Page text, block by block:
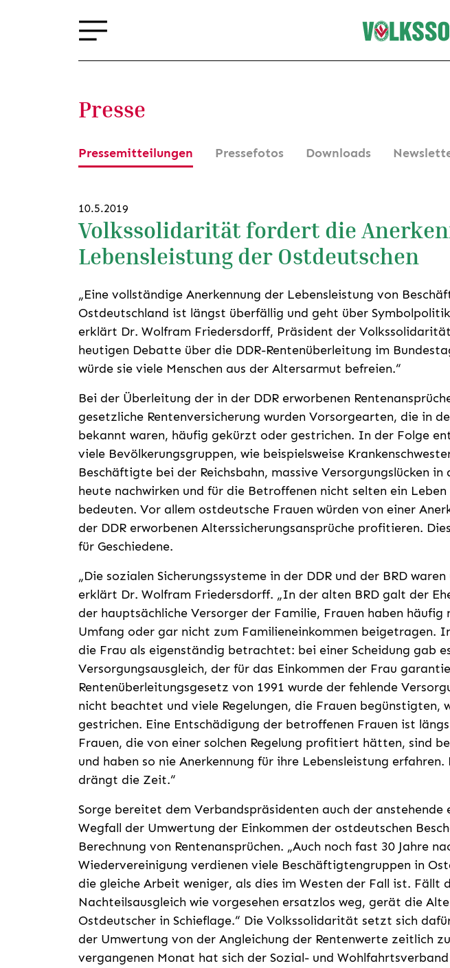
Presse
Pressemitteilungen Pressefotos Downloads
10.5.2019
Volkssolidarität fordert die
Lebensleistung der Ostdeutschen
„Eine vollständige Anerkennung der Lebensleistung von
Ostdeutschland ist längst überfällig und geht über
erklärt Dr. Wolfram Friedersdorff, Präsident der
heutigen Debatte über die DDR-Rentenüberleitung im
würde sie viele Menschen aus der Altersarmut befreien.“
Bei der Überleitung der in der DDR erworbenen
gesetzliche Rentenversicherung wurden Vorsorgearten, die in
bekannt waren, häufig gekürzt oder gestrichen. In der Folge
viele Bevölkerungsgruppen, wie beispielsweise
Beschäftigte bei der Reichsbahn, massive Versorgungslücken in
heute nachwirken und für die Betroffenen nicht selten ein
bedeuten. Vor allem ostdeutsche Frauen würden von einer
der DDR erworbenen Alterssicherungsansprüche profitieren.
für Geschiedene.
„Die sozialen Sicherungssysteme in der DDR und der BRD
erklärt Dr. Wolfram Friedersdorff. „In der alten BRD galt der
der hauptsächliche Versorger der Familie, Frauen haben häufig
Umfang oder gar nicht zum Familieneinkommen beigetragen.
die Frau als eigenständig betrachtet: bei einer Scheidung gab
Versorgungsausgleich, der für das Einkommen der Frau
Rentenüberleitungsgesetz von 1991 wurde der fehlende
nicht beachtet und viele Regelungen, die Frauen begünstigten,
gestrichen. Eine Entschädigung der betroffenen Frauen ist
Frauen, die von einer solchen Regelung profitiert hätten, sind
und haben so nie Anerkennung für ihre Lebensleistung erfahren.
drängt die Zeit.“
Sorge bereitet dem Verbandspräsidenten auch der anstehende
Wegfall der Umwertung der Einkommen der ostdeutschen
Berechnung von Rentenansprüchen. „Auch noch fast 30 Jahre
Wiedervereinigung verdienen viele Beschäftigtengruppen in
die gleiche Arbeit weniger, als dies im Westen der Fall ist. Fällt
Nachteilsausgleich wie vorgesehen ersatzlos weg, gerät die
Ostdeutscher in Schieflage.“ Die Volkssolidarität setzt sich
der Umwertung von der Angleichung der Rentenwerte zeitlich
vergangenen Monat hat sich der Sozial- und